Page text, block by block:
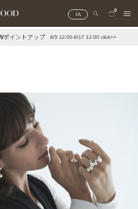
JA
0
クセ）
ポイントアップ 8/5 12:00-8/17 12:00 click>>